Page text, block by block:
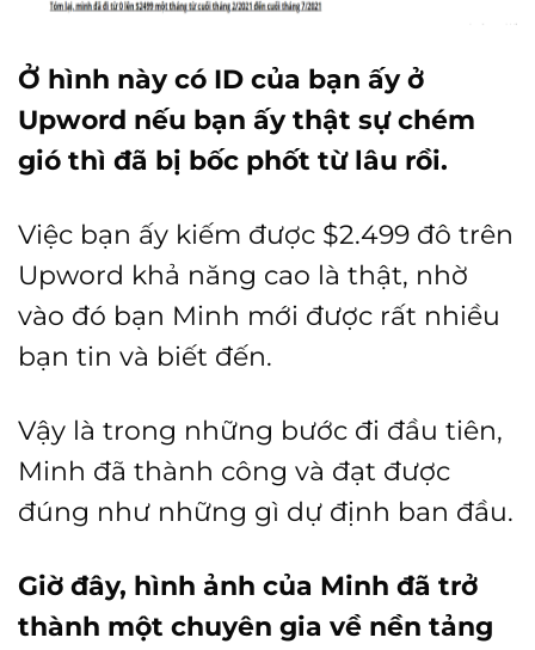
Ở hình này có ID của bạn ấy ở
Upword nếu bạn ấy thật sự chém
gió thì đã bị bốc phốt từ lâu rồi.
Việc bạn ấy kiếm được $2.499 đô trên
Upword khả năng cao là thật, nhờ
vào đó bạn Minh mới được rất nhiều
bạn tin và biết đến.
Vậy là trong những bước đi đầu tiên,
Minh đã thành công và đạt được
đúng như những gì dự định ban đầu.
Giờ đây, hình ảnh của Minh đã trở
thành một chuyên gia về nền tảng